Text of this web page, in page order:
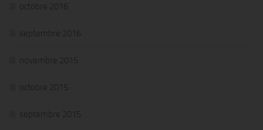
octobre 2016
septembre 2016
novembre 2015
octobre 2015
septembre 2015